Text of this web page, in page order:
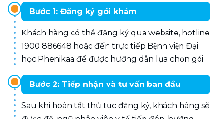
Bước 1: Đăng ký gói khám
Khách hàng có thể đăng ký qua website, hotline
1900 886648 hoặc đến trực tiếp Bệnh viện Đại
học Phenikaa để được hướng dẫn lựa chọn gói
khỏe.
Bước 2: Tiếp nhận và tư vấn ban đầu
Sau khi hoàn tất thủ tục đăng ký, khách hàng sẽ